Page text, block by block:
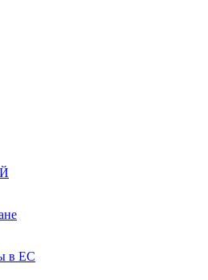
в ЕС